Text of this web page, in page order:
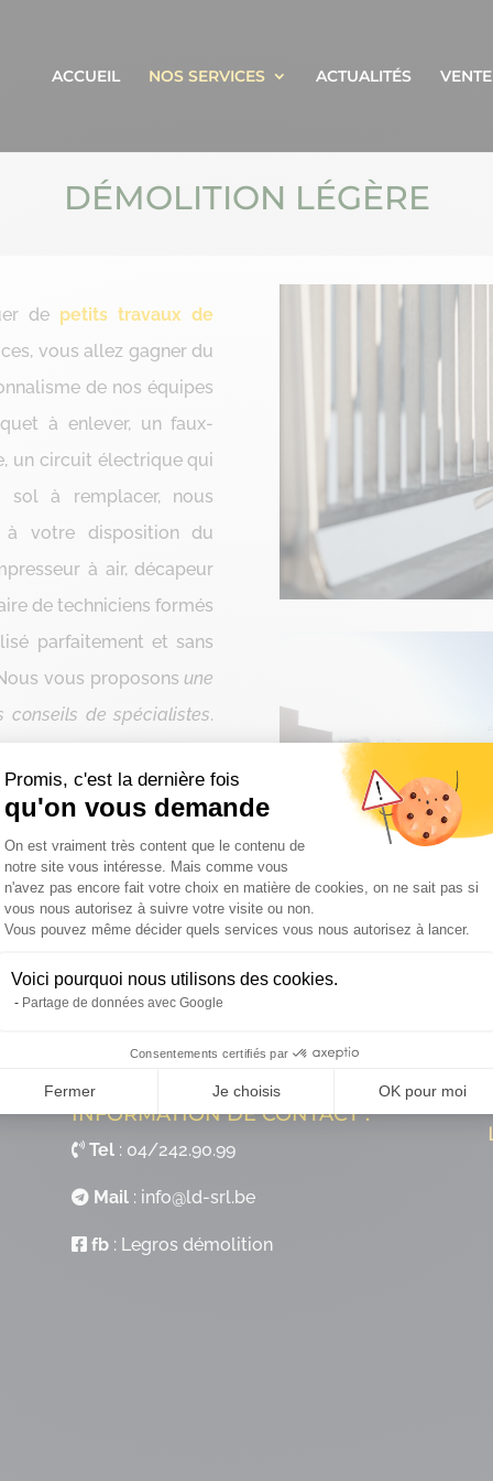
Promis, c'est la dernière fois
qu'on vous demande
Plateforme de Gestion du
On est vraiment très content que le contenu de
notre site vous intéresse. Mais comme vous
n'avez pas encore fait votre choix en matière de cookies, on ne sait pas si
vous nous autorisez à suivre votre visite ou non.
Vous pouvez même décider quels services vous nous autorisez à lancer.
Voici pourquoi nous utilisons des cookies.
Partage de données avec Google
Consentements certifiés par
Fermer Je choisis OK pour moi
Axeptio consent
ACCUEIL NOS SERVICES ACTUALITÉS
DÉMOLITION LÉGÈRE
de petits travaux de
vous allez gagner du
de nos équipes
à enlever, un faux-
un circuit électrique qui
à remplacer, nous
à votre disposition du
à air, décapeur
de techniciens formés
parfaitement et sans
vous proposonsune
conseils de spécialistes.
ainsi l’esprit libre pour
à nous contacter…Nous
INFORMATION DE CONTACT :
Tel: 04/242.90.99
Mail: info@ld-srl.be
fb: Legros démolition